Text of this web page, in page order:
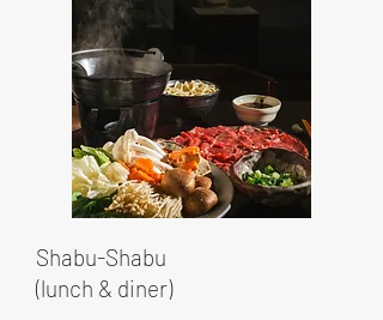
Shabu-Shabu
(lunch & diner)